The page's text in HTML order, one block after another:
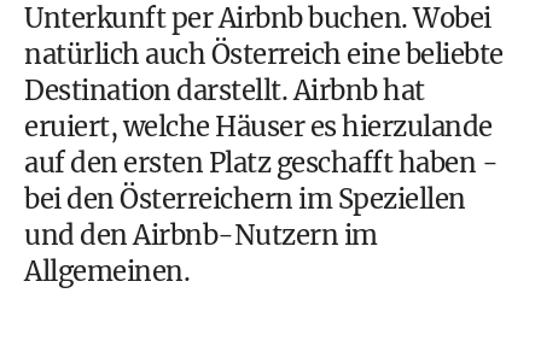
Unterkunft per Airbnb buchen. Wobei
natürlich auch Österreich eine beliebte
Destination darstellt. Airbnb hat
eruiert, welche Häuser es hierzulande
auf den ersten Platz geschafft haben -
bei den Österreichern im Speziellen
und den Airbnb-Nutzern im
Allgemeinen.